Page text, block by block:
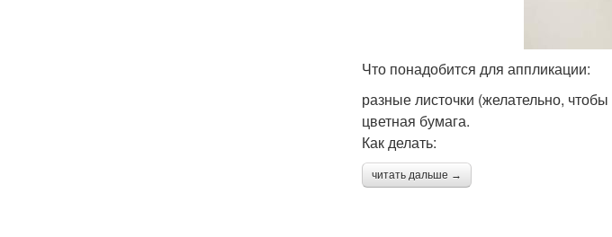
Что понадобится для аппликации:
разные листочки (желательно,
цветная бумага.
Как делать:
читать дальше →